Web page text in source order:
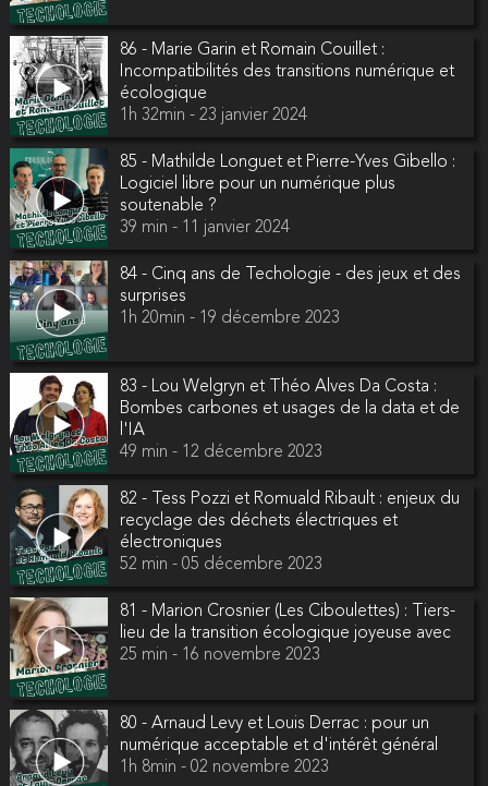
86 - Marie Garin et Romain Couillet :
Incompatibilités des transitions numérique et
écologique
1h 32min - 23 janvier 2024
85 - Mathilde Longuet et Pierre-Yves Gibello :
Logiciel libre pour un numérique plus
soutenable ?
39 min - 11 janvier 2024
84 - Cinq ans de Techologie - des jeux et des
surprises
1h 20min - 19 décembre 2023
83 - Lou Welgryn et Théo Alves Da Costa :
Bombes carbones et usages de la data et de
l'IA
49 min - 12 décembre 2023
82 - Tess Pozzi et Romuald Ribault : enjeux du
recyclage des déchets électriques et
électroniques
52 min - 05 décembre 2023
81 - Marion Crosnier (Les Ciboulettes) : Tiers-
lieu de la transition écologique joyeuse avec
25 min - 16 novembre 2023
80 - Arnaud Levy et Louis Derrac : pour un
numérique acceptable et d'intérêt général
1h 8min - 02 novembre 2023